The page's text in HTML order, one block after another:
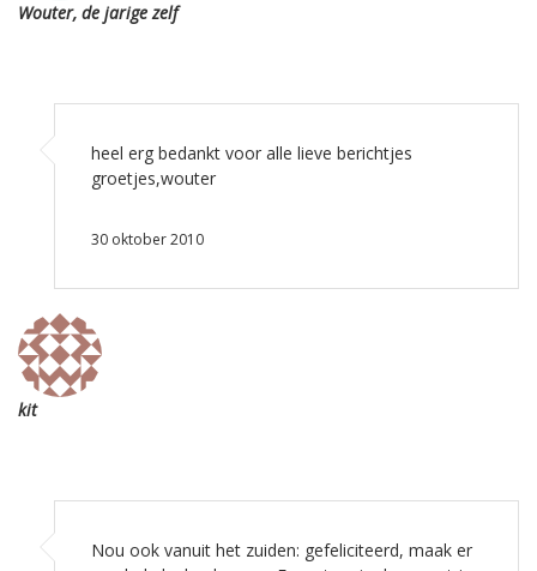
Wouter, de jarige zelf
heel erg bedankt voor alle lieve berichtjes
groetjes,wouter
30 oktober 2010
kit
Nou ook vanuit het zuiden: gefeliciteerd, maak er